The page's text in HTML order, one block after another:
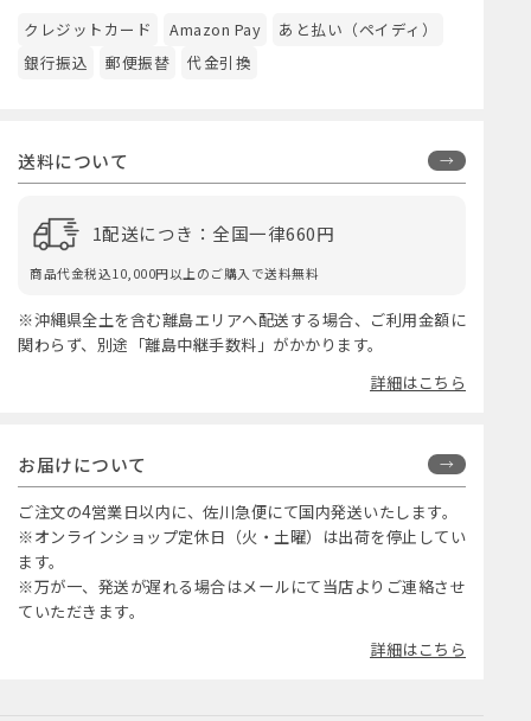
クレジットカード Amazon Pay
あと払い（ペイディ）
銀行振込
郵便振替 代金引換
送料について
1配送につき：全国一律660円
商品代金税込10,000円以上のご購入で送料無料
※沖縄県全土を含む離島エリアへ配送する場合、ご利用金額に
関わらず、別途「離島中継手数料」がかかります。
詳細はこちら
お届けについて
ご注文の4営業日以内に、佐川急便にて国内発送いたします。
※オンラインショップ定休日（火・土曜）は出荷を停止してい
ます。
※万が一、発送が遅れる場合はメールにて当店よりご連絡させ
ていただきます。
詳細はこちら